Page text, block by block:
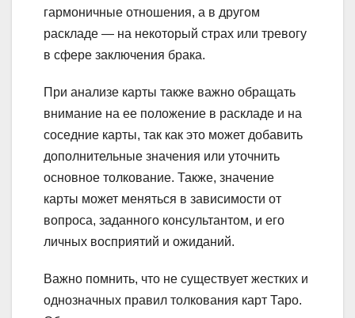
гармоничные отношения, а в другом
раскладе — на некоторый страх или тревогу
в сфере заключения брака.
При анализе карты также важно обращать
внимание на ее положение в раскладе и на
соседние карты, так как это может добавить
дополнительные значения или уточнить
основное толкование. Также, значение
карты может меняться в зависимости от
вопроса, заданного консультантом, и его
личных восприятий и ожиданий.
Важно помнить, что не существует жестких и
однозначных правил толкования карт Таро.